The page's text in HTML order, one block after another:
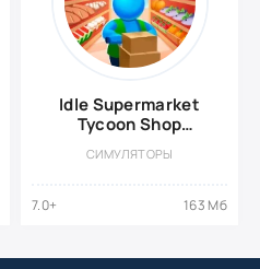
Idle Supermarket
Tycoon Shop
денег}
СИМУЛЯТОРЫ
7.0+ 163 Мб